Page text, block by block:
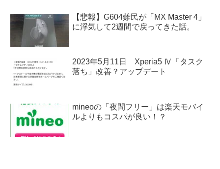
【悲報】G604難民が「MX Master 4」
に浮気して2週間で戻ってきた話。
2023年5月11日 Xperia5 Ⅳ「タスク
落ち」改善？アップデート
mineoの「夜間フリー」は楽天モバイ
ルよりもコスパが良い！？